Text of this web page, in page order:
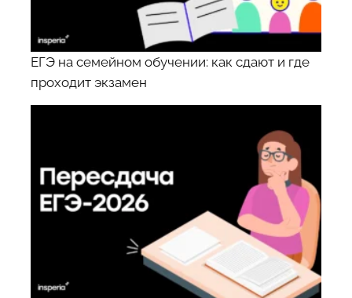
ЕГЭ на семейном обучении: как сдают и где
проходит экзамен